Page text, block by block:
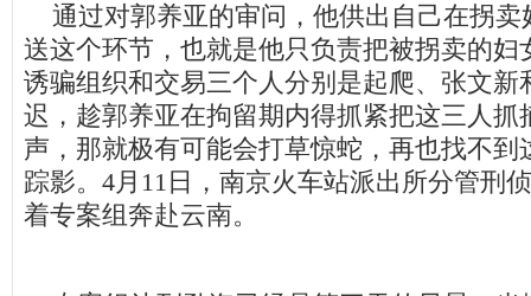
通过对郭养亚的审问，他供出自己在拐卖
送这个环节，也就是他只负责把被拐卖的妇
诱骗组织和交易三个人分别是起爬、张文新
迟，趁郭养亚在拘留期内得抓紧把这三人抓
声，那就极有可能会打草惊蛇，再也找不到
踪影。4月11日，南京火车站派出所分管刑
着专案组奔赴云南。